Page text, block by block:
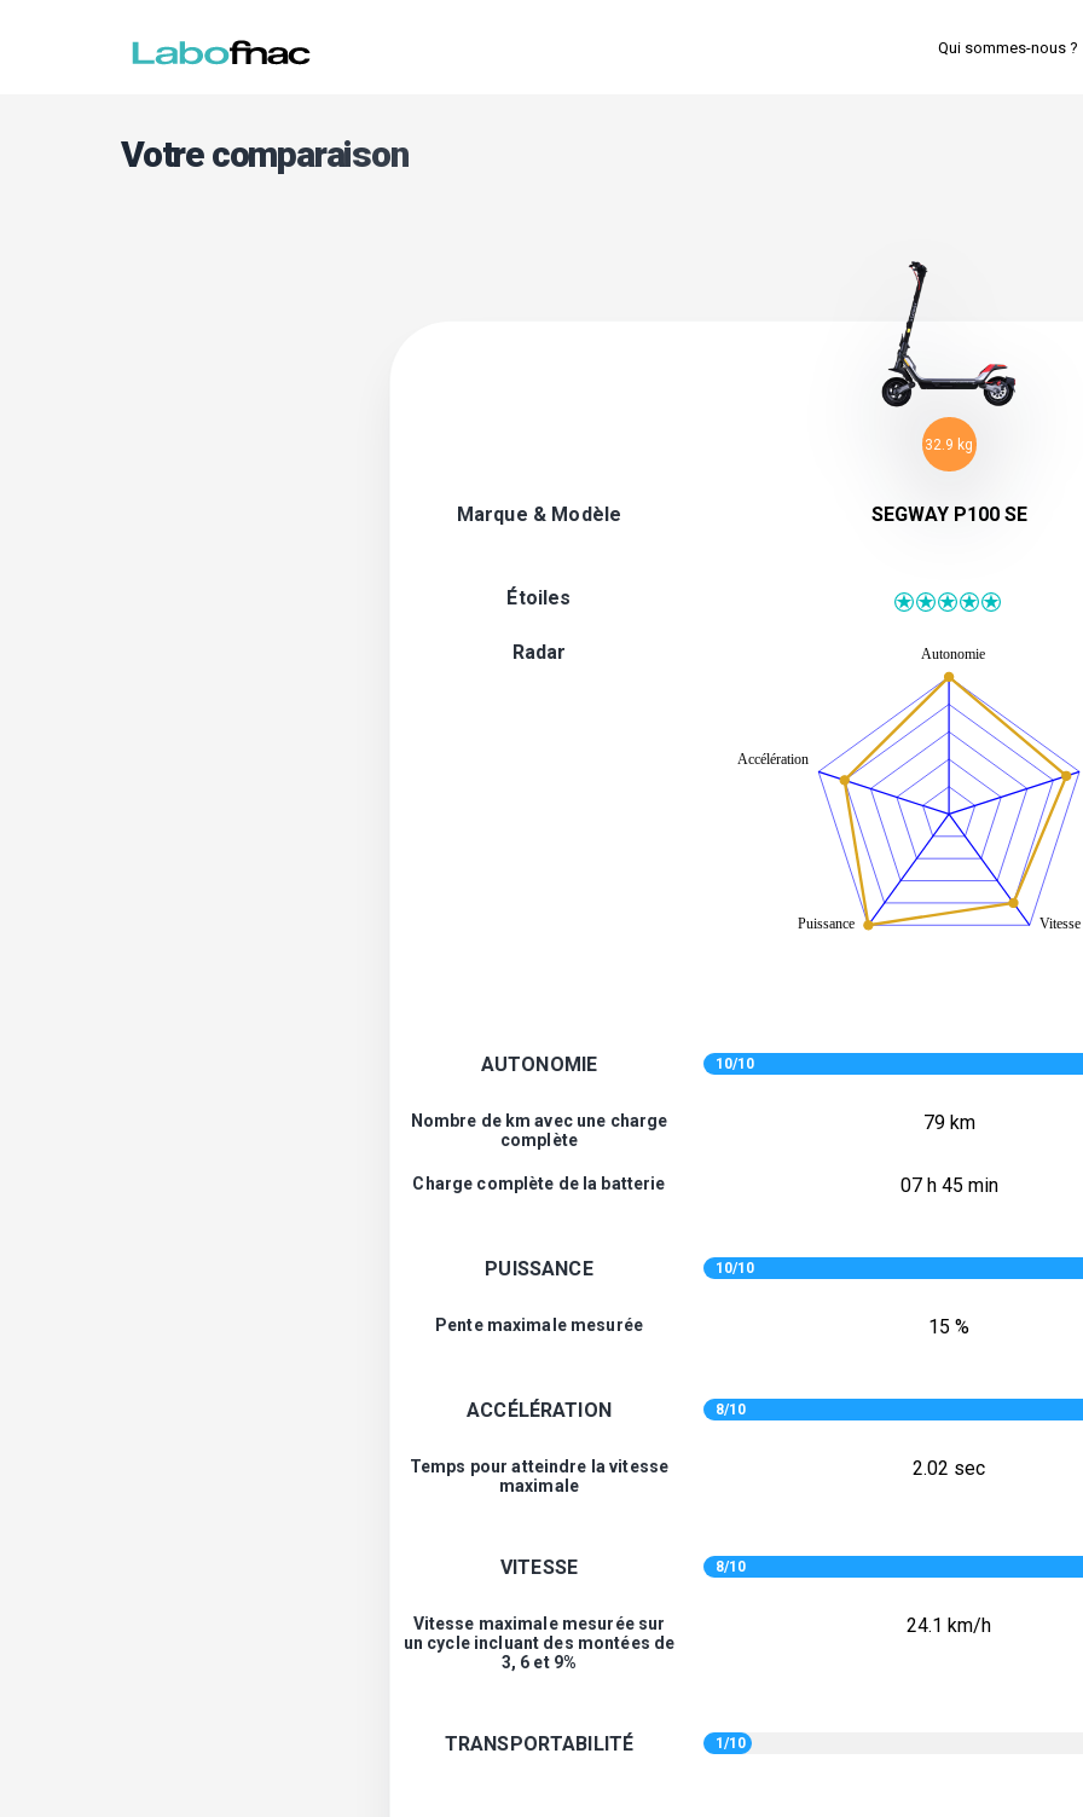
Qui sommes-nous ?
Votre comparaison
Marque & Modèle
32.9 kg
SEGWAY P100 SE
Étoiles
Radar
AUTONOMIE 10/10
Nombre de km avec une charge
complète
79 km
Charge complète de la batterie 07 h 45 min
PUISSANCE 10/10
Pente maximale mesurée 15 %
ACCÉLÉRATION 8/10
Temps pour atteindre la vitesse
maximale
2.02 sec
VITESSE 8/10
Vitesse maximale mesurée sur
un cycle incluant des montées de
3, 6 et 9%
24.1 km/h
TRANSPORTABILITÉ 1/10